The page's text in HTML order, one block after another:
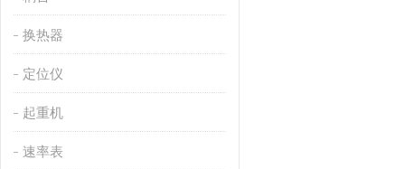
换热器
定位仪
起重机
速率表